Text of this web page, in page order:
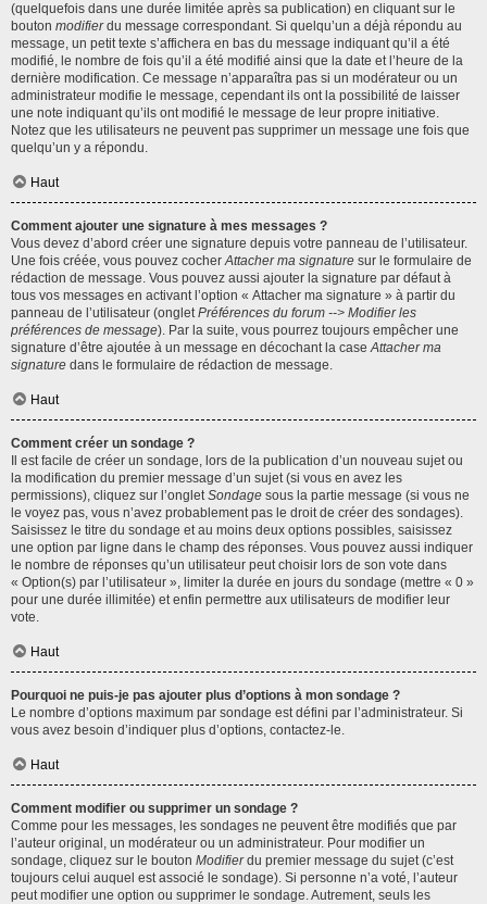
(quelquefois dans une durée limitée après sa publication) en cliquant sur le
bouton modifierdu message correspondant. Si quelqu’un a déjà répondu au
message, un petit texte s’affichera en bas du message indiquant qu’il a été
modifié, le nombre de fois qu’il a été modifié ainsi que la date et l’heure de la
dernière modification. Ce message n’apparaîtra pas si un modérateur ou un
administrateur modifie le message, cependant ils ont la possibilité de laisser
une note indiquant qu’ils ont modifié le message de leur propre initiative.
Notez que les utilisateurs ne peuvent pas supprimer un message une fois que
quelqu’un y a répondu.
Haut
Comment ajouter une signature à mes messages ?
Vous devez d’abord créer une signature depuis votre panneau de l’utilisateur.
Une fois créée, vous pouvez cocherAttacher ma signature sur le formulaire de
rédaction de message. Vous pouvez aussi ajouter la signature par défaut à
tous vos messages en activant l’option « Attacher ma signature » à partir du
panneau de l’utilisateur (ongletPréférences du forum --> Modifier les
préférences de message). Par la suite, vous pourrez toujours empêcher une
signature d’être ajoutée à un message en décochant la caseAttacher ma
signature dans le formulaire de rédaction de message.
Haut
Comment créer un sondage ?
Il est facile de créer un sondage, lors de la publication d’un nouveau sujet ou
la modification du premier message d’un sujet (si vous en avez les
permissions), cliquez sur l’ongletSondage sous la partie message (si vous ne
le voyez pas, vous n’avez probablement pas le droit de créer des sondages).
Saisissez le titre du sondage et au moins deux options possibles, saisissez
une option par ligne dans le champ des réponses. Vous pouvez aussi indiquer
le nombre de réponses qu’un utilisateur peut choisir lors de son vote dans
« Option(s) par l’utilisateur », limiter la durée en jours du sondage (mettre « 0 »
pour une durée illimitée) et enfin permettre aux utilisateurs de modifier leur
vote.
Haut
Pourquoi ne puis-je pas ajouter plus d’options à mon sondage ?
Le nombre d’options maximum par sondage est défini par l’administrateur. Si
vous avez besoin d’indiquer plus d’options, contactez-le.
Haut
Comment modifier ou supprimer un sondage ?
Comme pour les messages, les sondages ne peuvent être modifiés que par
l’auteur original, un modérateur ou un administrateur. Pour modifier un
sondage, cliquez sur le bouton Modifierdu premier message du sujet (c’est
toujours celui auquel est associé le sondage). Si personne n’a voté, l’auteur
peut modifier une option ou supprimer le sondage. Autrement, seuls les